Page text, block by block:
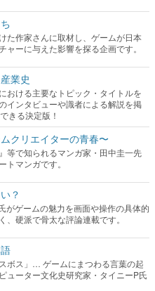
た作家さんに取材し、ゲームが日本
ャーに与えた影響を探る企画です。
業史
おける主要なトピック・タイトルを
インタビューや識者による解説を掲
きる決定版！
クリエイターの青春〜
等で知られるマンガ家・田中圭一先
トマンガです。
？
がゲームの魅力を画面や操作の具体的
、硬派で骨太な評論連載です。
ボス」… ゲームにまつわる言葉の起
ューター文化史研究家・タイニーP氏